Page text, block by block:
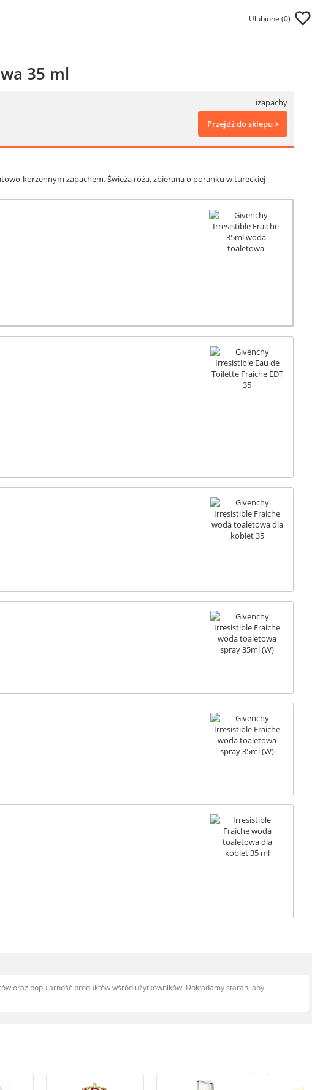
Ulubione (0)
35 ml
izapachy
Przejdź do sklepu >
korzennym zapachem. Świeża róża, zbierana o poranku w tureckiej
oraz popularność produktów wśród użytkowników. Dokładamy starań, aby